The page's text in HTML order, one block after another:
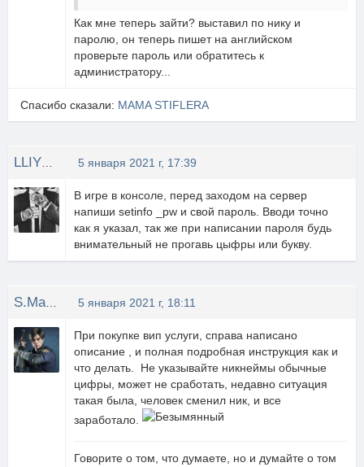
Как мне теперь зайти? выставил по нику и
паролю, он теперь пишет на английском
проверьте пароль или обратитесь к
администратору...
Спасибо сказали: MAMA STIFLERA
5 января 2021 г, 17:39
В игре в консоле, перед заходом на сервер
напиши setinfo _pw и свой пароль. Вводи точно
как я указал, так же при написании пароля будь
внимательный не прогавь цыфры или букву.
5 января 2021 г, 18:11
При покупке вип услуги, справа написано
описание , и полная подробная инструкция как и
что делать. Не указывайте никнеймы обычные
цифры, может не сработать, недавно ситуация
такая была, человек сменил ник, и все
заработало.
Говорите о том, что думаете, но и думайте о том